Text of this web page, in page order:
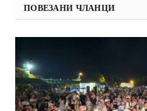
ПОВЕЗАНИ ЧЛАНЦИ